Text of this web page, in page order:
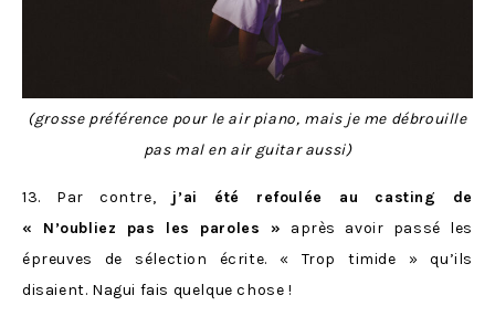
(grosse préférence pour le air piano, mais je me débrouille
pas mal en air guitar aussi)
13. Par contre, j’ai été refoulée au casting de
« N’oubliez pas les paroles » après avoir passé les
épreuves de sélection écrite. « Trop timide » qu’ils
disaient. Nagui fais quelque chose !